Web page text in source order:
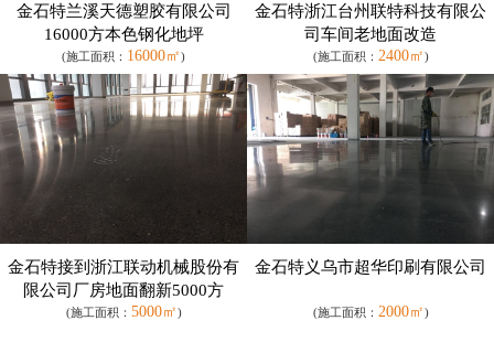
金石特兰溪天德塑胶有限公司
16000方本色钢化地坪
(施工面积： 16000㎡)
金石特浙江台州联特科技有限公
司车间老地面改造
(施工面积： 2400㎡)
金石特接到浙江联动机械股份有
限公司厂房地面翻新5000方
(施工面积： 5000㎡)
金石特义乌市超华印刷有限公司
(施工面积： 2000㎡)